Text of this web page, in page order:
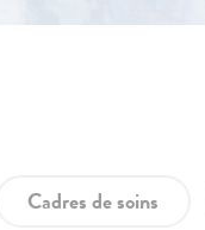
Cadres de soins